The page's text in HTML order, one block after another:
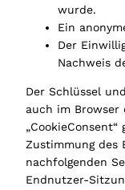
wurde.
Ein
Der
Nachweis
Der Schlüssel
auch im Browser
Zustimmung des
nachfolgenden
Endnutzer-